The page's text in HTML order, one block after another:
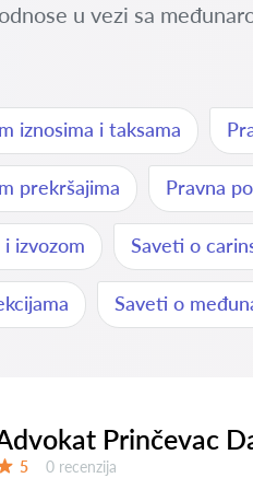
u vezi sa
iznosima i taksama
prekršajima Pravna
izvozom Saveti o
Saveti o
Prinčevac
5 Recenzija:
0 recenzija